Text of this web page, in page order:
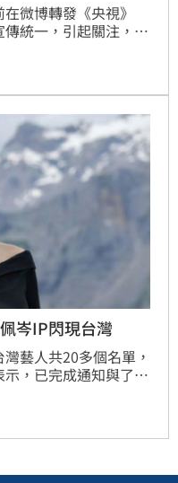
微博轉發《央視》
傳統一，引起關注，陸
告誡，這次不是以懲
理由」，政府是認真
相關規定。
岑IP閃現台灣
藝人共20多個名單，
，已完成通知與了
開信，呼籲所有藝人
陽娜娜、陳妍希等